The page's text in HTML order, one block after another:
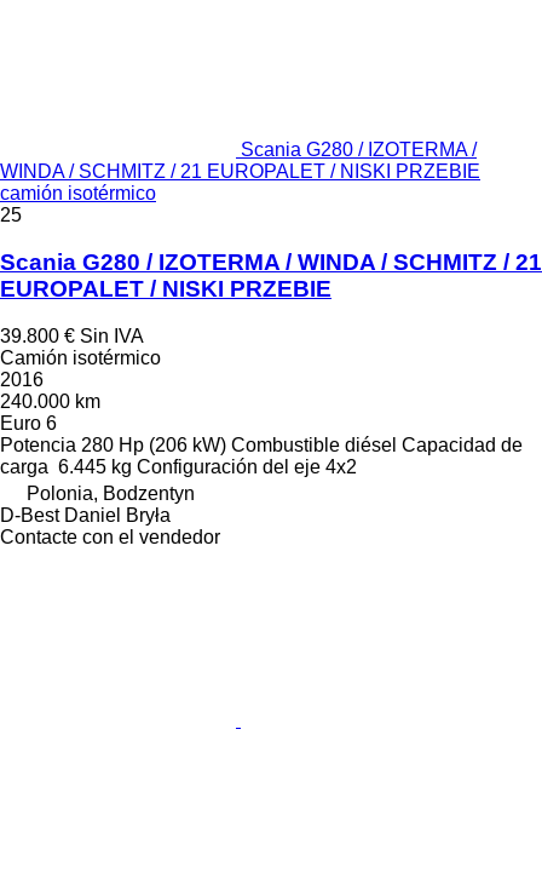
Scania G280 / IZOTERMA /
WINDA / SCHMITZ / 21 EUROPALET / NISKI PRZEBIE
camión isotérmico
25
Scania G280 / IZOTERMA / WINDA / SCHMITZ / 21
EUROPALET / NISKI PRZEBIE
39.800 € Sin IVA
Camión isotérmico
2016
240.000 km
Euro 6
Potencia 280 Hp (206 kW) Combustible diésel Capacidad de
carga 6.445 kg Configuración del eje 4x2
Polonia, Bodzentyn
D-Best Daniel Bryła
Contacte con el vendedor